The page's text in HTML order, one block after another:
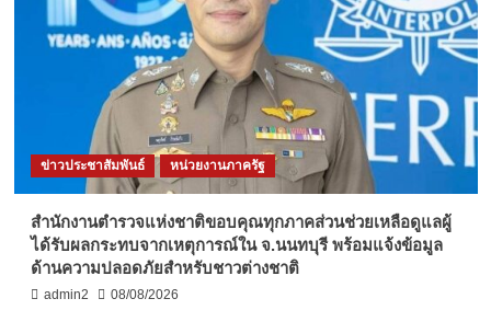
ข่าวประชาสัมพันธ์ หน่วยงานภาครัฐ
สำนักงานตำรวจแห่งชาติขอบคุณทุกภาคส่วนช่วยเหลือดูแลผู้
ได้รับผลกระทบจากเหตุการณ์ใน จ.นนทบุรี พร้อมแจ้งข้อมูล
ด้านความปลอดภัยสำหรับชาวต่างชาติ
admin2 08/08/2026